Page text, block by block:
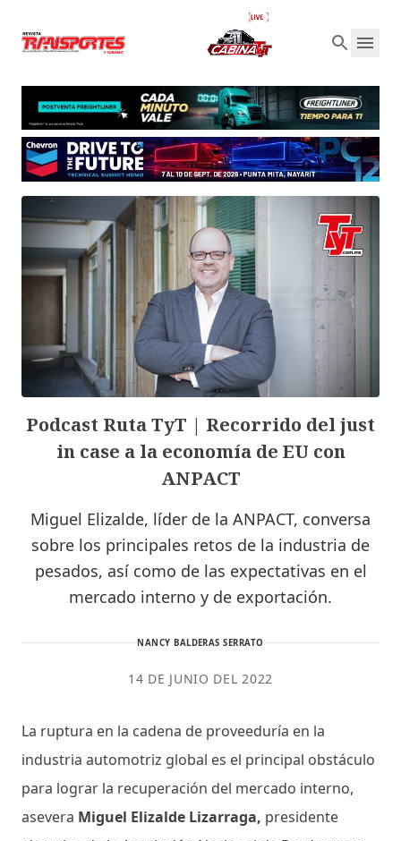
Podcast Ruta TyT | Recorrido del just
in case a la economía de EU con
ANPACT
Miguel Elizalde, líder de la ANPACT, conversa
sobre los principales retos de la industria de
pesados, así como de las expectativas en el
mercado interno y de exportación.
NANCY BALDERAS SERRATO
14 DE JUNIO DEL 2022
La ruptura en la cadena de proveeduría en la
industria automotriz global es el principal obstáculo
para lograr la recuperación del mercado interno,
asevera Miguel Elizalde Lizarraga, presidente